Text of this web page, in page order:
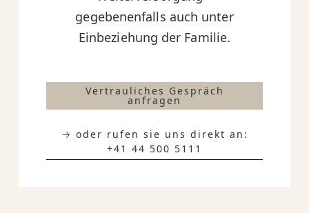
gegebenenfalls auch unter
Einbeziehung der Familie.
Vertrauliches Gespräch
anfragen
→ oder rufen sie uns direkt an:
+41 44 500 5111